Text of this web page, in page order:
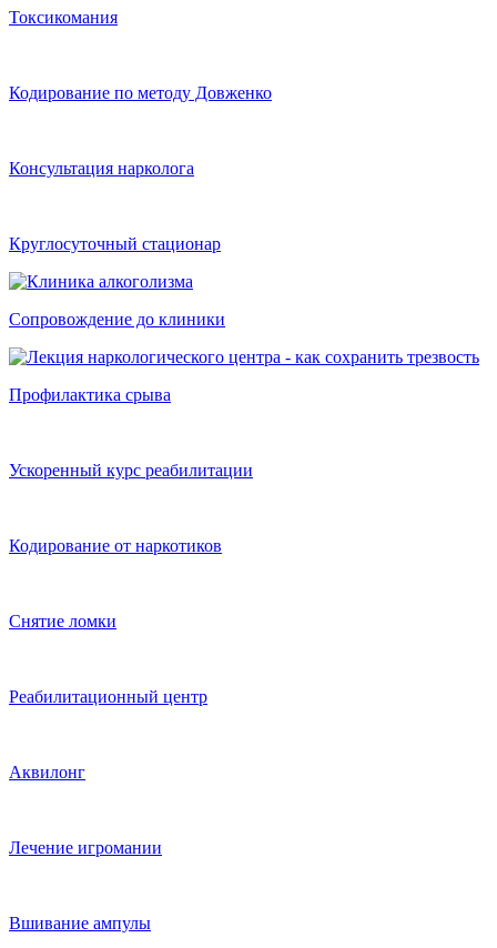
Токсикомания
Кодирование по методу Довженко
Консультация нарколога
Круглосуточный стационар
Сопровождение до клиники
Профилактика срыва
Ускоренный курс реабилитации
Кодирование от наркотиков
Снятие ломки
Реабилитационный центр
Аквилонг
Лечение игромании
Вшивание ампулы